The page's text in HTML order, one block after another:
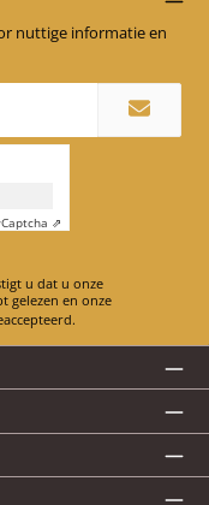
nuttige informatie en
Captcha ⇗
Door doorgaan te selecteren, bevestigt u dat u onze
hebt gelezen en onze